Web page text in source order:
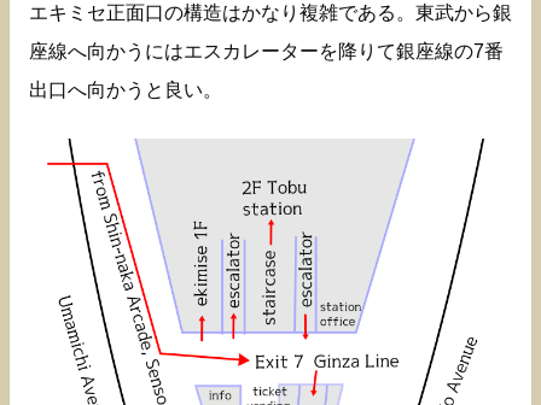
エキミセ正面口の構造はかなり複雑である。東武から銀
座線へ向かうにはエスカレーターを降りて銀座線の7番
出口へ向かうと良い。